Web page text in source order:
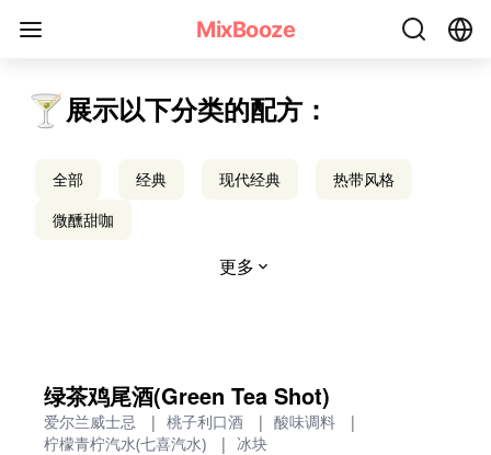
MixBooze
🍸展示以下分类的配方：
全部 经典 现代经典
热带风格
微醺甜咖
更多
绿茶鸡尾酒(Green Tea Shot)
爱尔兰威士忌 | 桃子利口酒 | 酸味调料
|
柠檬青柠汽水(七喜汽水)
| 冰块